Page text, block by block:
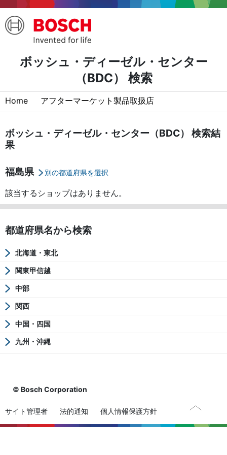
ボッシュ・ディーゼル・センター
（BDC） 検索
Home アフターマーケット製品取扱店
ボッシュ・ディーゼル・センター（BDC） 検索結
果
福島県 別の都道府県を選択
該当するショップはありません。
都道府県名から検索
北海道・東北
関東甲信越
中部
関西
中国・四国
九州・沖縄
© Bosch Corporation
サイト管理者 法的通知 個人情報保護方針